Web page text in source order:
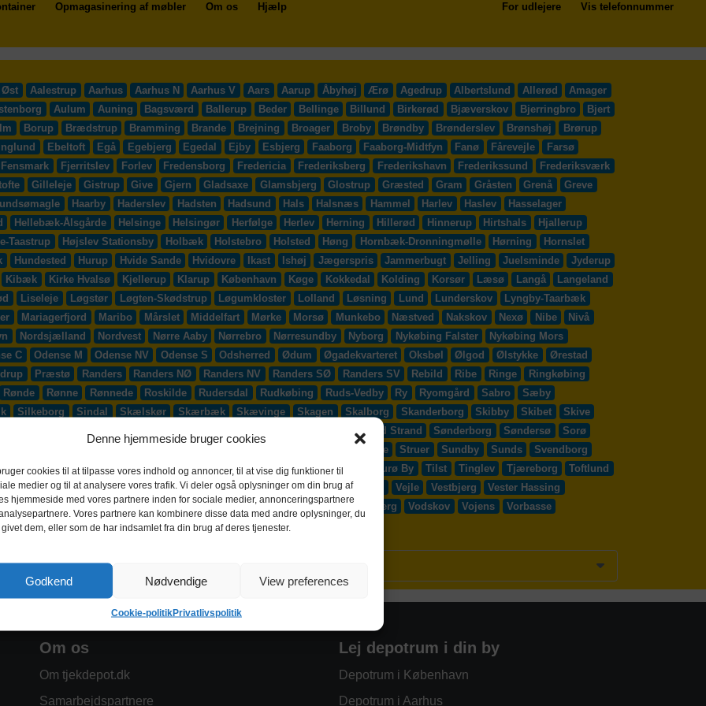
Denne hjemmeside bruger cookies
cookies til at tilpasse vores indhold og annoncer, til at vise dig funktioner til
medier og til at analysere vores trafik. Vi deler også oplysninger om din brug af
hjemmeside med vores partnere inden for sociale medier, annonceringspartnere
Vores partnere kan kombinere disse data med andre oplysninger, du
dem, eller som de har indsamlet fra din brug af deres tjenester.
Godkend Nødvendige View preferences
Cookie-politikPrivatlivspolitik
Opmagasinering af møbler Om os Hjælp For udlejere Vis telefonnummer
Øst Aalestrup Aarhus Aarhus N Aarhus V Aars Aarup Åbyhøj Ærø Agedrup Albertslund Allerød
Amager
Aulum Auning Bagsværd Ballerup Beder Bellinge Billund Birkerød Bjæverskov Bjerringbro
Bjert
Borup Brædstrup Bramming Brande Brejning Broager Broby Brøndby Brønderslev Brønshøj
Brørup
Ebeltoft Egå Egebjerg Egedal Ejby Esbjerg Faaborg Faaborg-Midtfyn Fanø Fårevejle
Farsø
Fensmark Fjerritslev Forlev Fredensborg Fredericia Frederiksberg Frederikshavn Frederikssund
Frederiksværk
Gilleleje Gistrup Give Gjern Gladsaxe Glamsbjerg Glostrup Græsted Gram Gråsten Grenå
Greve
Haarby Haderslev Hadsten Hadsund Hals Halsnæs Hammel Harlev Haslev
Hasselager
Hellebæk-Ålsgårde Helsinge Helsingør Herfølge Herlev Herning Hillerød Hinnerup Hirtshals
Hjallerup
Taastrup Højslev Stationsby Holbæk Holstebro Holsted Høng Hornbæk-Dronningmølle Hørning
Hornslet
Hundested Hurup Hvide Sande Hvidovre Ikast Ishøj Jægerspris Jammerbugt Jelling Juelsminde
Jyderup
Kibæk Kirke Hvalsø Kjellerup Klarup København Køge Kokkedal Kolding Korsør Læsø Langå
Langeland
Liseleje Løgstør Løgten-Skødstrup Løgumkloster Lolland Løsning Lund Lunderskov
Lyngby-Taarbæk
Mariagerfjord Maribo Mårslet Middelfart Mørke Morsø Munkebo Næstved Nakskov Nexø Nibe
Nivå
Nordsjælland Nordvest Nørre Aaby Nørrebro Nørresundby Nyborg Nykøbing Falster
Nykøbing Mors
C Odense M Odense NV Odense S Odsherred Ødum Øgadekvarteret Oksbøl Ølgod Ølstykke
Ørestad
Præstø Randers Randers NØ Randers NV Randers SØ Randers SV Rebild Ribe Ringe
Ringkøbing
Rønde Rønne Rønnede Roskilde Rudersdal Rudkøbing Ruds-Vedby Ry Ryomgård Sabro
Sæby
Silkeborg Sindal Skælskør Skærbæk Skævinge Skagen Skalborg Skanderborg Skibby Skibet
Skive
Solrød Strand Sønderborg Søndersø
Sorø
Strøby Egede Struer Sundby Sunds
Svendborg
Sydhavnen Taastrup Tarm Tårnby Taulov Them Thisted Thurø By Tilst Tinglev Tjæreborg
Toftlund
Vadum Værløse Valby Vallensbæk Vamdrup Vanløse Varde Vejle Vestbjerg
Vester Hassing
S Videbæk Vildbjerg Vinderup Vindinge Virklund Virum Vissenbjerg Vodskov Vojens
Vorbasse
Om os
Om tjekdepot.dk
Samarbejdspartnere
Lej depotrum i din by
Depotrum i København
Depotrum i Aarhus